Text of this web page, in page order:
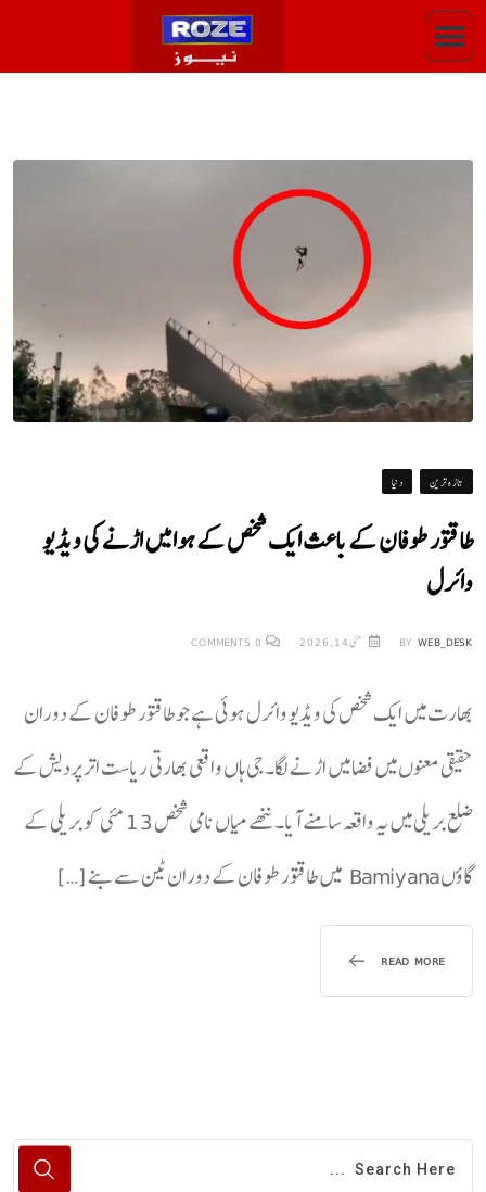
تازہ ترین دنیا
طاقتور طوفان کے باعث ایک شخص کے ہوا میں اڑنے کی ویڈیو
وائرل
BY WEB_DESK مئی 14, 2026 0
COMMENTS
بھارت میں ایک شخص کی ویڈیو وائرل ہوئی ہے جو طاقتور طوفان کے دوران
حقیقی معنوں میں فضا میں اڑنے لگا۔ جی ہاں واقعی بھارتی ریاست اتر پردیش کے
ضلع بریلی میں یہ واقعہ سامنے آیا۔ ننھے میاں نامی شخص 13 مئی کو بریلی کے
گاؤں Bamiyana میں طاقتور طوفان کے دوران ٹین سے بنے […]
READ MORE